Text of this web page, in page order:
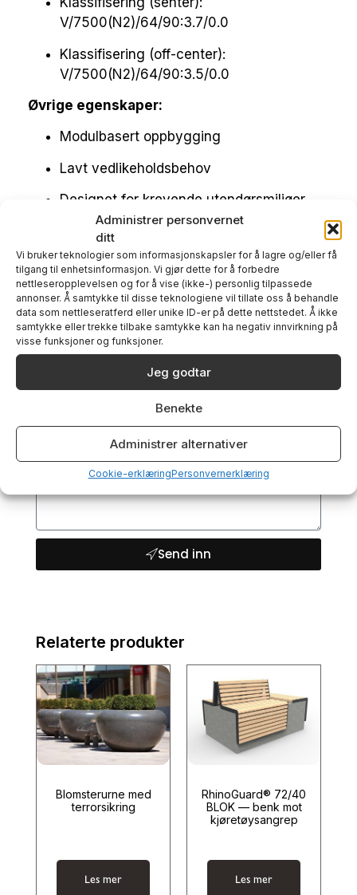
Administrer personvernet
ditt
Vi bruker teknologier som informasjonskapsler for å lagre og/eller få
tilgang til enhetsinformasjon. Vi gjør dette for å forbedre
nettleseropplevelsen og for å vise (ikke-) personlig tilpassede
annonser. Å samtykke til disse teknologiene vil tillate oss å behandle
data som nettleseratferd eller unike ID-er på dette nettstedet. Å ikke
samtykke eller trekke tilbake samtykke kan ha negativ innvirkning på
visse funksjoner og funksjoner.
Jeg godtar
Benekte
Administrer alternativer
Cookie-erklæringPersonvernerklæring
V/7500(N2)/64/90:3.7/0.0
Klassifisering (off-center):
V/7500(N2)/64/90:3.5/0.0
Øvrige egenskaper:
Modulbasert oppbygging
Lavt vedlikeholdsbehov
Designet for krevende utendørsmiljøer
Kontakt oss om dette
produktet
Send inn
Relaterte produkter
Blomsterurne med
terrorsikring
Les mer
RhinoGuard® 72/40
BLOK — benk mot
kjøretøysangrep
Les mer